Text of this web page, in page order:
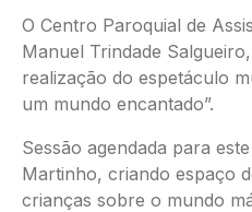
O Centro Paroquial de
Manuel Trindade
realização do espetáculo
um mundo encantado”.
Sessão agendada para
Martinho, criando espaço
crianças sobre o mundo